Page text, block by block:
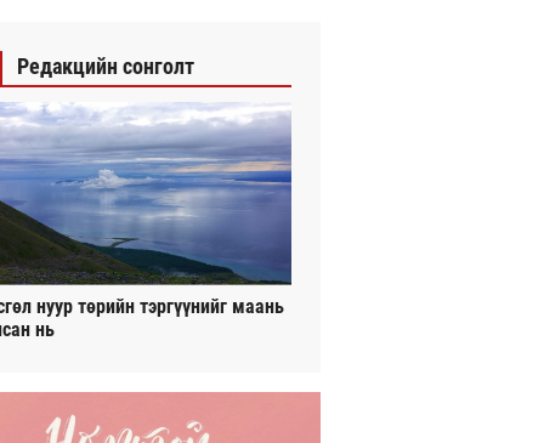
Редакцийн сонголт
нуур төрийн тэргүүнийг маань
нь